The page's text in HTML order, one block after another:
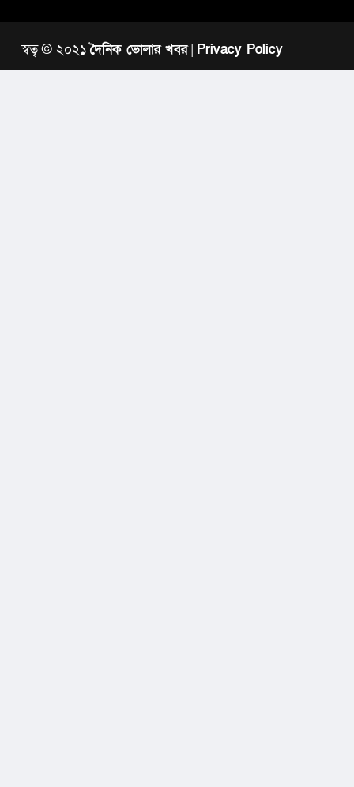
স্বত্ব © ২০২১দৈনিক ভোলার খবর| Privacy Policy